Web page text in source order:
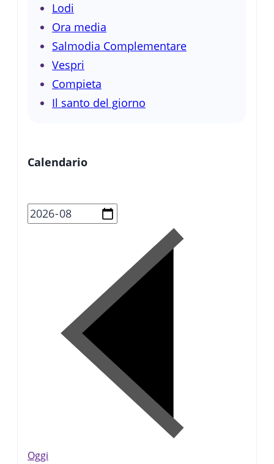
Lodi
Ora media
Salmodia Complementare
Vespri
Compieta
Il santo del giorno
Calendario
Oggi